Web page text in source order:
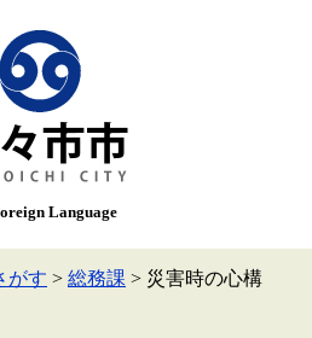
Language
がす > 総務課 > 災害時の心構